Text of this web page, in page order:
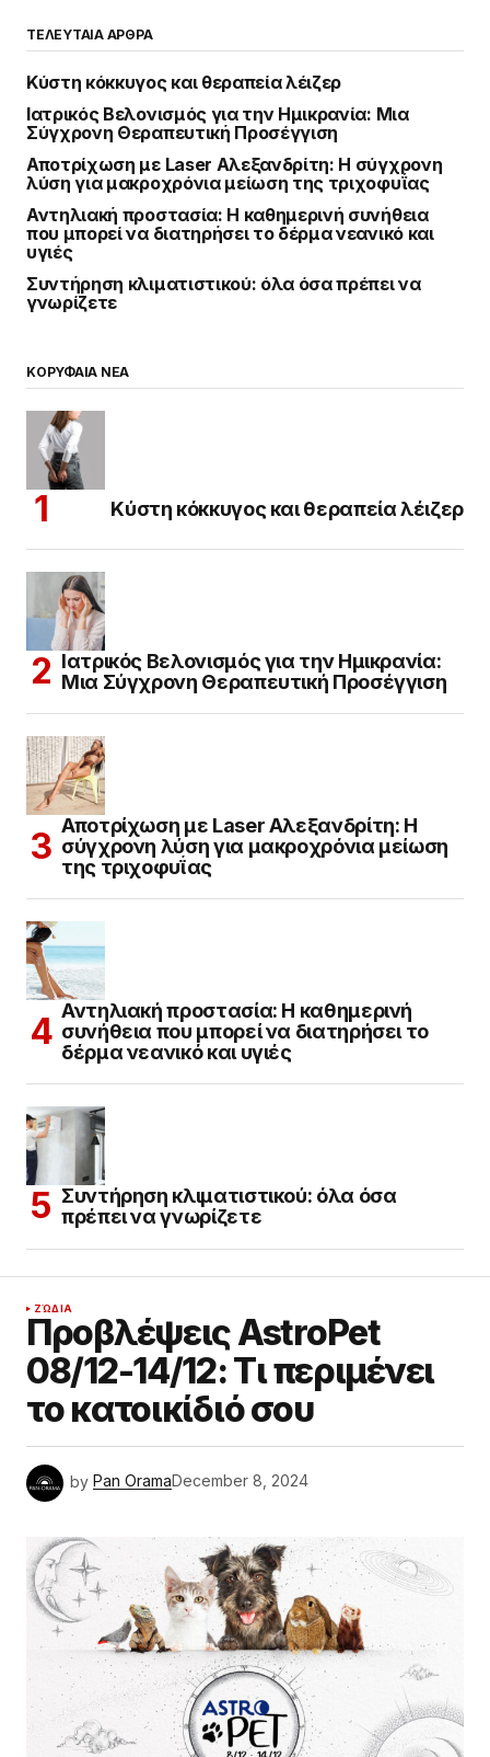
ΤΕΛΕΥΤΑΙΑ ΑΡΘΡΑ
Κύστη κόκκυγος και θεραπεία λέιζερ
Ιατρικός Βελονισμός για την Ημικρανία: Μια
Σύγχρονη Θεραπευτική Προσέγγιση
Αποτρίχωση με Laser Αλεξανδρίτη: Η σύγχρονη
λύση για μακροχρόνια μείωση της τριχοφυΐας
Αντηλιακή προστασία: Η καθημερινή συνήθεια
που μπορεί να διατηρήσει το δέρμα νεανικό και
υγιές
Συντήρηση κλιματιστικού: όλα όσα πρέπει να
γνωρίζετε
ΚΟΡΥΦΑΙΑ ΝΕΑ
Κύστη κόκκυγος και θεραπεία λέιζερ
Ιατρικός Βελονισμός για την Ημικρανία:
Μια Σύγχρονη Θεραπευτική Προσέγγιση
Αποτρίχωση με Laser Αλεξανδρίτη: Η
σύγχρονη λύση για μακροχρόνια μείωση
της τριχοφυΐας
Αντηλιακή προστασία: Η καθημερινή
συνήθεια που μπορεί να διατηρήσει το
δέρμα νεανικό και υγιές
Συντήρηση κλιματιστικού: όλα όσα
πρέπει να γνωρίζετε
ΖΏΔΙΑ
Προβλέψεις AstroPet
08/12-14/12: Τι περιμένει
το κατοικίδιό σου
by Pan OramaDecember 8, 2024